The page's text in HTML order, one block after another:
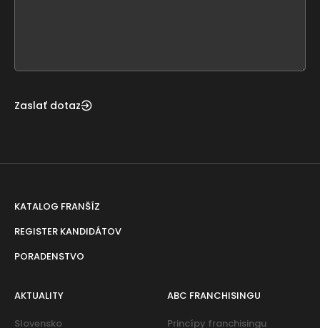
Zaslať dotaz
KATALOG FRANŠÍZ
REGISTER KANDIDÁTOV
PORADENSTVO
AKTUALITY
Slovensko
ABC FRANCHISINGU
Princípy franchisingu